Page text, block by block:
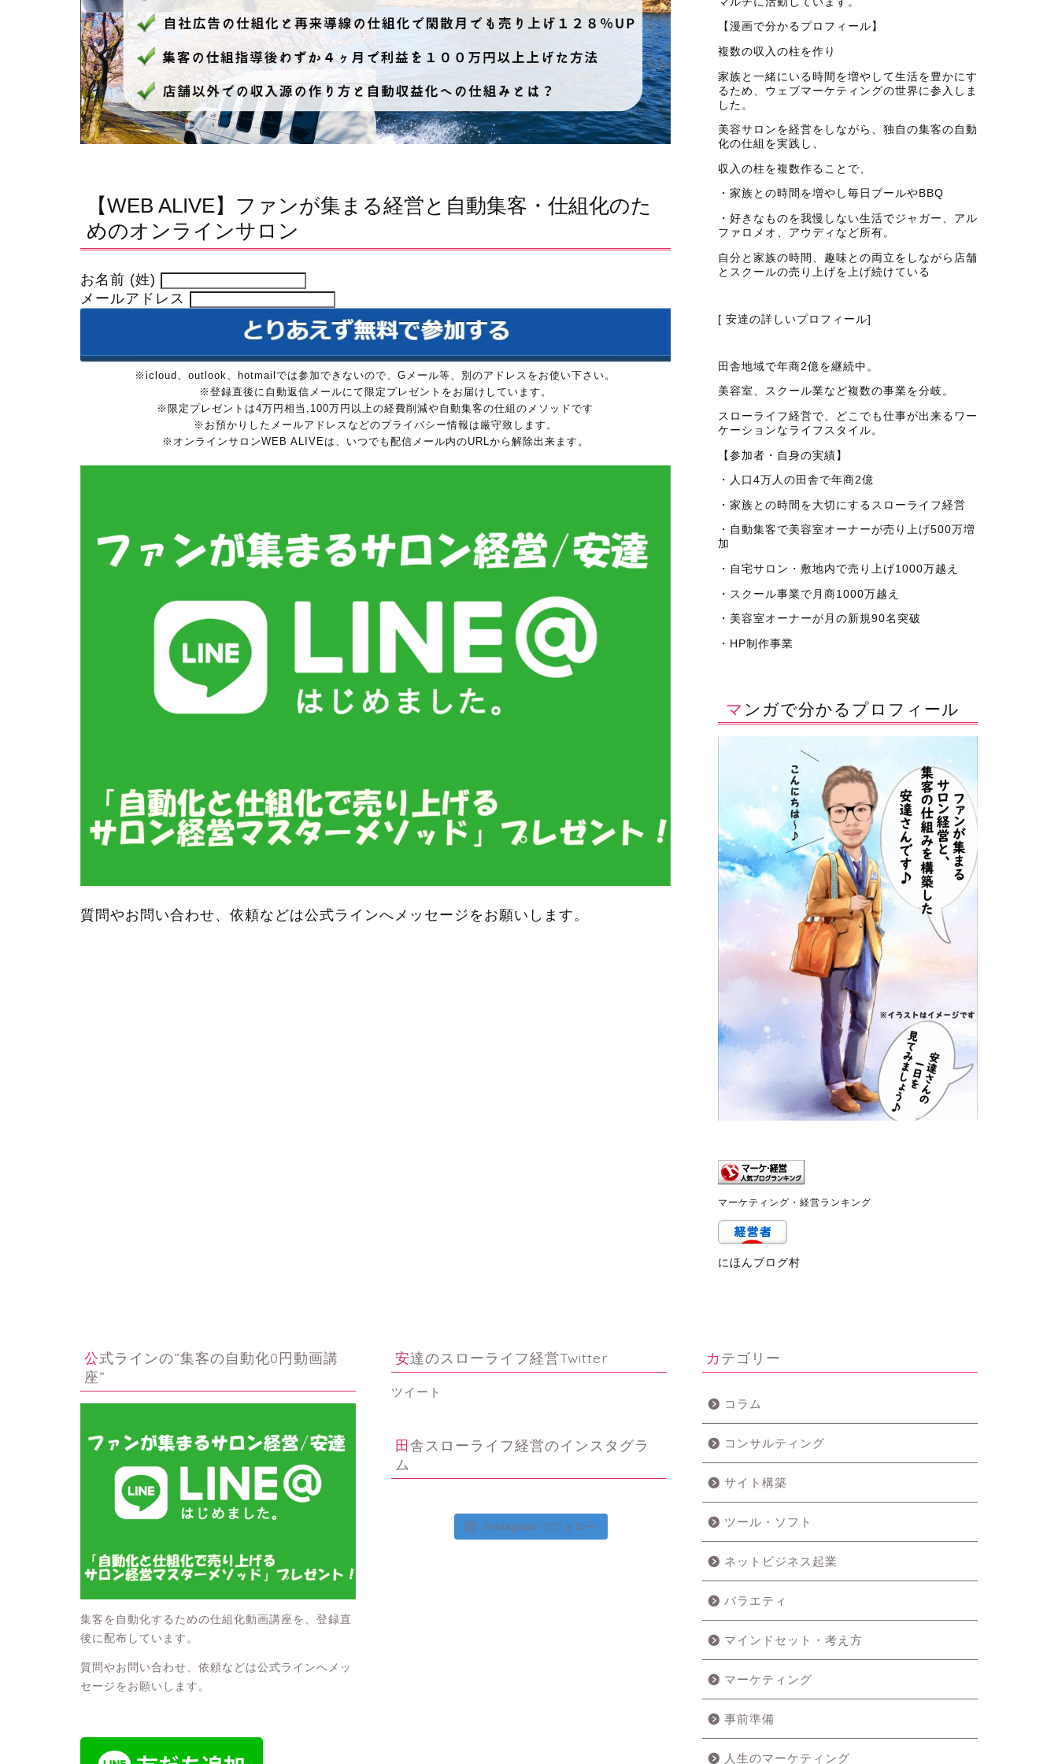
【WEB ALIVE】ファンが集まる経営と自動集客・仕組化のた
めのオンラインサロン
お名前 (姓)
メールアドレス
※icloud、outlook、hotmailでは参加できないので、Gメール等、別のアドレスをお使い下さい。
※登録直後に自動返信メールにて限定プレゼントをお届けしています。
※限定プレゼントは4万円相当,100万円以上の経費削減や自動集客の仕組のメソッドです
※お預かりしたメールアドレスなどのプライバシー情報は厳守致します。
※オンラインサロンWEB ALIVEは、いつでも配信メール内のURLから解除出来ます。
質問やお問い合わせ、依頼などは公式ラインへメッセージをお願いします。
【漫画で分かるプロフィール】
複数の収入の柱を作り
家族と一緒にいる時間を増やして生活を豊かにす
るため、ウェブマーケティングの世界に参入しま
した。
美容サロンを経営をしながら、独自の集客の自動
化の仕組を実践し、
収入の柱を複数作ることで、
・家族との時間を増やし毎日プールやBBQ
・好きなものを我慢しない生活でジャガー、アル
ファロメオ、アウディなど所有。
自分と家族の時間、趣味との両立をしながら店舗
とスクールの売り上げを上げ続けている
[ 安達の詳しいプロフィール]
田舎地域で年商2億を継続中。
美容室、スクール業など複数の事業を分岐。
スローライフ経営で、どこでも仕事が出来るワー
ケーションなライフスタイル。
【参加者・自身の実績】
・人口4万人の田舎で年商2億
・家族との時間を大切にするスローライフ経営
・自動集客で美容室オーナーが売り上げ500万増
加
・自宅サロン・敷地内で売り上げ1000万越え
・スクール事業で月商1000万越え
・美容室オーナーが月の新規90名突破
・HP制作事業
マンガで分かるプロフィール
マーケティング・経営ランキング
にほんブログ村
公式ラインの”集客の自動化0円動画講
座”
集客を自動化するための仕組化動画講座を、登録直
後に配布しています。
質問やお問い合わせ、依頼などは公式ラインへメッ
セージをお願いします。
安達のスローライフ経営Twitter
ツイート
田舎スローライフ経営のインスタグラ
ム
Instagram でフォロー
カテゴリー
コラム
コンサルティング
サイト構築
ツール・ソフト
ネットビジネス起業
バラエティ
マインドセット・考え方
マーケティング
事前準備
人生のマーケティング